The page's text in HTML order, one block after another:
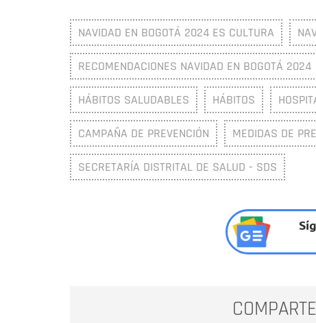
NAVIDAD EN BOGOTÁ 2024 ES CULTURA
RECOMENDACIONES NAVIDAD EN BOGOTÁ 2024
HÁBITOS SALUDABLES HÁBITOS
CAMPAÑA DE PREVENCIÓN MEDIDAS DE
SECRETARÍA DISTRITAL DE SALUD - SDS